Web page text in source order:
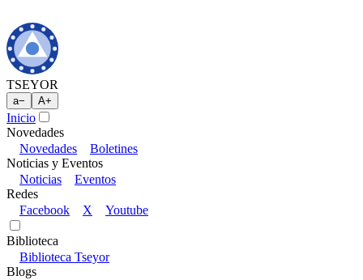
TSEYOR
a− A+
Inicio
Novedades
Novedades
Boletines
Noticias y Eventos
Noticias
Eventos
Redes
Facebook
X Youtube
Biblioteca
Biblioteca Tseyor
Blogs